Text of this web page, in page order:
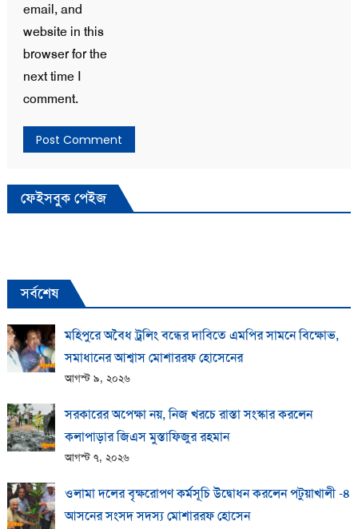
email, and
website in this
browser for the
next time I
comment.
ফেইসবুক পেইজ
সর্বশেষ
মহিপুরে অবৈধ ট্রলিং বন্ধের দাবিতে এমপির সামনে বিক্ষোভ,
সমাধানের আশ্বাস মোশাররফ হোসেনের
আগস্ট ৯, ২০২৬
সরকারের অপেক্ষা নয়, নিজ খরচে রাস্তা সংস্কার করলেন
কলাপাড়ার জিএস মুস্তাফিজুর রহমান
আগস্ট ৭, ২০২৬
ওলামা দলের বৃক্ষরোপণ কর্মসূচি উদ্বোধন করলেন পটুয়াখালী -৪
আসনের সংসদ সদস্য মোশাররফ হোসেন